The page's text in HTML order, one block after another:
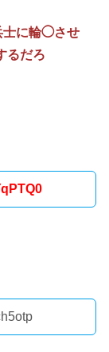
士に輪◯させ
るだろ